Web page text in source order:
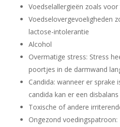
Voedselallergieën zoals
Voedselovergevoeligheden
lactose-intolerantie
Alcohol
Overmatige stress: Stress
poortjes in de darmwand
Candida: wanneer er sprake
candida kan er een
Toxische of andere
Ongezond voedingspatroon: